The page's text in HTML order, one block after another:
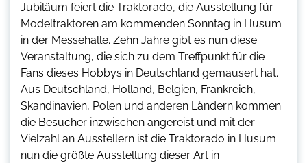
Jubiläum feiert die Traktorado, die Ausstellung für
Modeltraktoren am kommenden Sonntag in Husum
in der Messehalle. Zehn Jahre gibt es nun diese
Veranstaltung, die sich zu dem Treffpunkt für die
Fans dieses Hobbys in Deutschland gemausert hat.
Aus Deutschland, Holland, Belgien, Frankreich,
Skandinavien, Polen und anderen Ländern kommen
die Besucher inzwischen angereist und mit der
Vielzahl an Ausstellern ist die Traktorado in Husum
nun die größte Ausstellung dieser Art in